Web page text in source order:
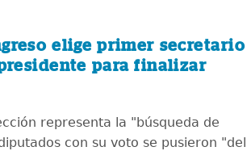
elige primer secretario
para finalizar
representa la "búsqueda de
con su voto se pusieron "del